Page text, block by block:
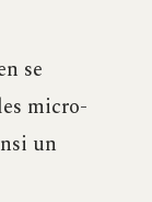
se
micro-
un